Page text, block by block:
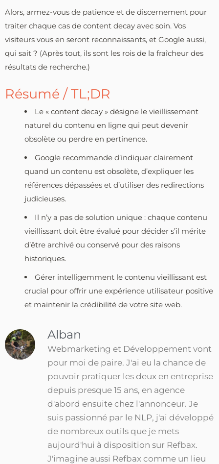
Alors, armez-vous de patience et de discernement pour
traiter chaque cas de content decay avec soin. Vos
visiteurs vous en seront reconnaissants, et Google aussi,
qui sait ? (Après tout, ils sont les rois de la fraîcheur des
résultats de recherche.)
Résumé / TL;DR
Le « content decay » désigne le vieillissement
naturel du contenu en ligne qui peut devenir
obsolète ou perdre en pertinence.
Google recommande d’indiquer clairement
quand un contenu est obsolète, d’expliquer les
références dépassées et d’utiliser des redirections
judicieuses.
Il n’y a pas de solution unique : chaque contenu
vieillissant doit être évalué pour décider s’il mérite
d’être archivé ou conservé pour des raisons
historiques.
Gérer intelligemment le contenu vieillissant est
crucial pour offrir une expérience utilisateur positive
et maintenir la crédibilité de votre site web.
Alban
Webmarketing et Développement vont
pour moi de paire. J'ai eu la chance de
pouvoir pratiquer les deux en entreprise
depuis presque 15 ans, en agence
d'abord ensuite chez l'annonceur. Je
suis passionné par le NLP, j'ai développé
de nombreux outils que je mets
aujourd'hui à disposition sur Refbax.
J'imagine aussi Refbax comme un lieu